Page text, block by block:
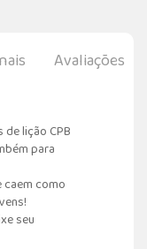
Avaliações
lição CPB
para
como
seu